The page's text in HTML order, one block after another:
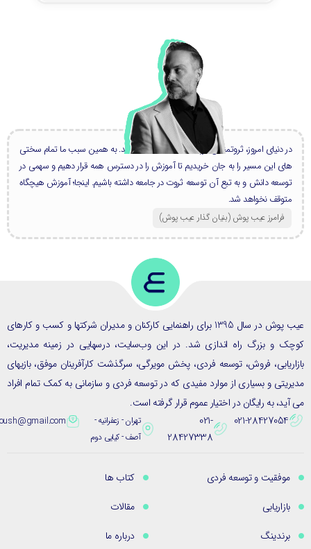
در دنیای امروز، ثروتمندان بزرگ، همه دانشمند هستند. به همین سبب ما تمام سختی
های این مسیر را به جان خریدیم تا آموزش را در دسترس همه قرار دهیم و سهمی در
توسعه دانش و به تبع آن توسعه ثروت در جامعه داشته باشیم. اینجا؛ آموزش هیچگاه
متوقف نخواهد شد.
فرامرز عیب پوش (بنیان گذار عیب پوش​)
عیب پوش در سال 1395 برای راهنمایی کارکنان و مدیران شرکتها و کسب و کارهای
و بزرگ راه اندازی شد. در این وب‌سایت، درسهایی در زمینه مدیریت،
فروش، توسعه فردی، پخش مویرگی، سرگذشت کارآفرینان موفق، بازیهای
و بسیاری از موارد مفیدی که در توسعه فردی و سازمانی به کمک تمام افراد
به رایگان در اختیار عموم قرار گرفته است.
021-28427054
021-
28427338
تهران - زعفرانیه -
آصف - کیایی دوم
eybpoush@gmail.com
موفقیت و توسعه فردی
بازاریابی
برندینگ
کتاب ها
مقالات
درباره ما